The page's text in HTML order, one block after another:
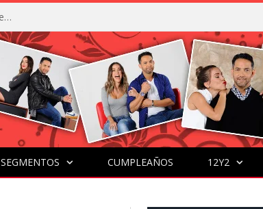
La IA está acercándonos a comprender y traducir las vocalizaciones y comportamientos de nuestras mascotas
SEGMENTOS CUMPLEAÑOS 12Y2